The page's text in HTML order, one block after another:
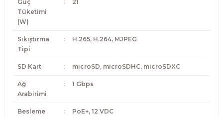
Güç
Tüketimi
(W)
: 21
Sıkıştırma
Tipi
: H.265, H.264, MJPEG
SD Kart : microSD, microSDHC, microSDXC
Ağ
Arabirimi
: 1 Gbps
Besleme
: PoE+, 12 VDC